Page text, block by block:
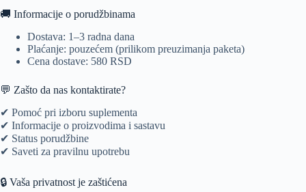
🚚 Informacije o porudžbinama
Dostava: 1–3 radna dana
Plaćanje: pouzećem (prilikom preuzimanja paketa)
Cena dostave: 580 RSD
💬 Zašto da nas kontaktirate?
✔ Pomoć pri izboru suplementa
✔ Informacije o proizvodima i sastavu
✔ Status porudžbine
✔ Saveti za pravilnu upotrebu
🔒 Vaša privatnost je zaštićena